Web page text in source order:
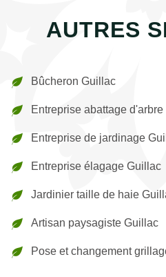
AUTRES
Bûcheron Guillac
Entreprise abattage
Entreprise de jardinage
Entreprise élagage Guillac
Jardinier taille de haie
Artisan paysagiste Guillac
Pose et changement